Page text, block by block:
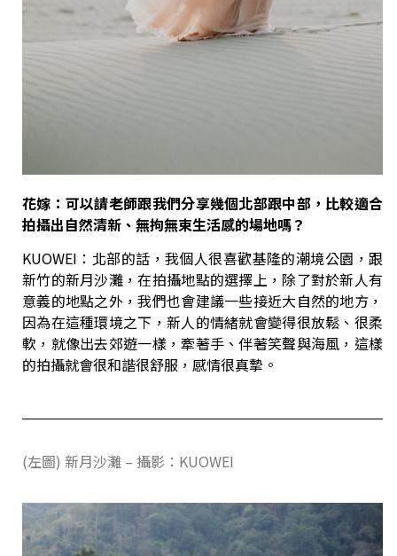
花嫁： 可以請老師跟我們分享幾個北部跟中部，比較適合
拍攝出自然清新、無拘無束生活感的場地嗎？
KUOWEI：北部的話，我個人很喜歡基隆的潮境公園，跟
新竹的新月沙灘，在拍攝地點的選擇上，除了對於新人有
意義的地點之外，我們也會建議一些接近大自然的地方，
因為在這種環境之下，新人的情緒就會變得很放鬆、很柔
軟，就像出去郊遊一樣，牽著手、伴著笑聲與海風，這樣
的拍攝就會很和諧很舒服，感情很真摯。
(左圖) 新月沙灘 – 攝影：KUOWEI